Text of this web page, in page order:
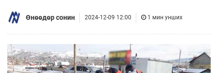
Өнөөдөр сонин 2024-12-09 12:00 1 мин унших